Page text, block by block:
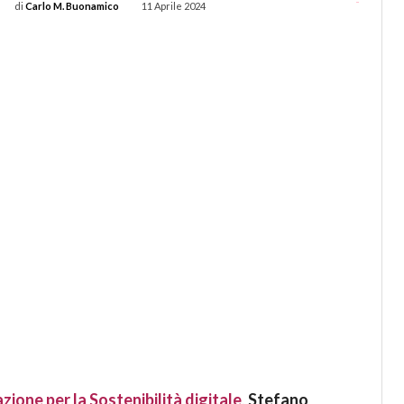
di Carlo M. Buonamico 11 Aprile 2024
per la Sostenibilità digitale,Stefano